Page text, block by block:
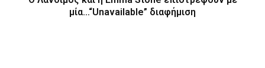
μία…“Unavailable” διαφήμιση